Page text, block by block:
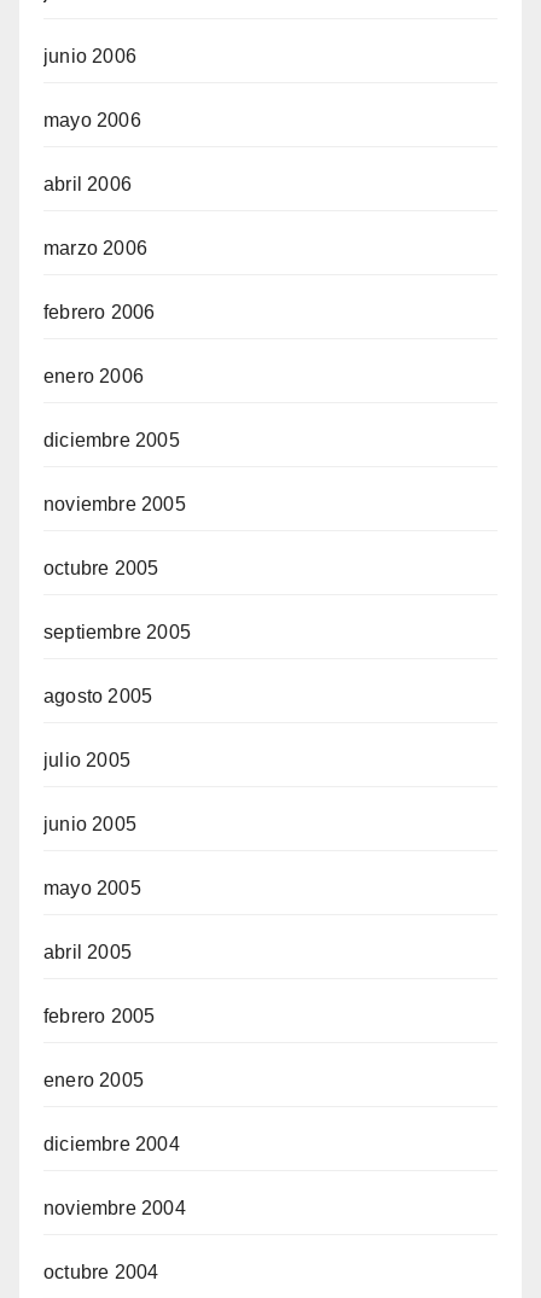
junio 2006
mayo 2006
abril 2006
marzo 2006
febrero 2006
enero 2006
diciembre 2005
noviembre 2005
octubre 2005
septiembre 2005
agosto 2005
julio 2005
junio 2005
mayo 2005
abril 2005
febrero 2005
enero 2005
diciembre 2004
noviembre 2004
octubre 2004